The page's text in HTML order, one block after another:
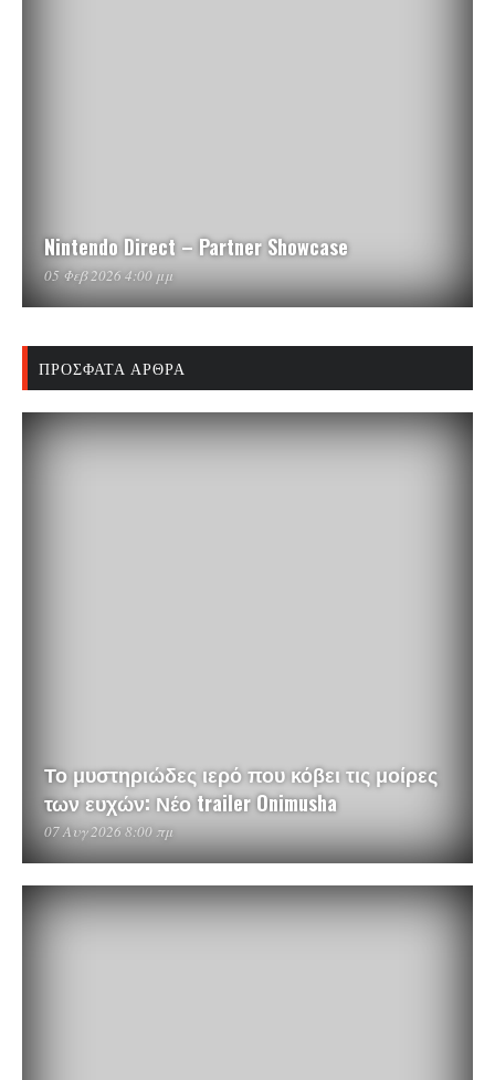
Nintendo Direct – Partner Showcase
05 Φεβ 2026 4:00 μμ
ΠΡΌΣΦΑΤΑ ΆΡΘΡΑ
Το μυστηριώδες ιερό που κόβει τις μοίρες
των ευχών: Νέο trailer Onimusha
07 Αυγ 2026 8:00 πμ